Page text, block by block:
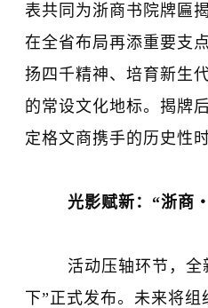
表共同为浙商书院牌匾
在全省布局再添重要支
扬四千精神、培育新生
的常设文化地标。揭牌
定格文商携手的历史性时
光影赋新：“浙商
活动压轴环节，全
下”正式发布。未来将